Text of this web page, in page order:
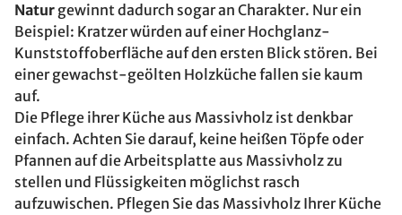
Natur gewinnt dadurch sogar an Charakter. Nur ein
Beispiel: Kratzer würden auf einer Hochglanz-
Kunststoffoberfläche auf den ersten Blick stören. Bei
einer gewachst-geölten Holzküche fallen sie kaum
auf.
Die Pflege ihrer Küche aus Massivholz ist denkbar
einfach. Achten Sie darauf, keine heißen Töpfe oder
Pfannen auf die Arbeitsplatte aus Massivholz zu
stellen und Flüssigkeiten möglichst rasch
aufzuwischen. Pflegen Sie das Massivholz Ihrer Küche